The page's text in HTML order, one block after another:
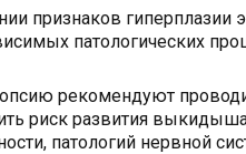
признаков гиперплазии
патологических
рекомендуют
риск развития
патологий нервной